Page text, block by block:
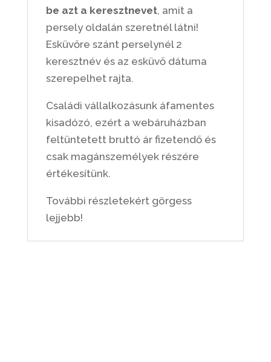
be azt a keresztnevet, amit a
persely oldalán szeretnél látni!
Esküvőre szánt perselynél 2
keresztnév és az esküvő dátuma
szerepelhet rajta.
Családi vállalkozásunk áfamentes
kisadózó, ezért a webáruházban
feltüntetett bruttó ár fizetendő és
csak magánszemélyek részére
értékesítünk.
További részletekért görgess
lejjebb!